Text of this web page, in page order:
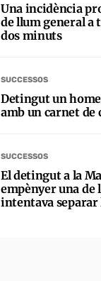
Una incidència
de llum general a
dos minuts
SUCCESSOS
Detingut un
amb un carnet
SUCCESSOS
El detingut a la
empènyer una de
intentava separar